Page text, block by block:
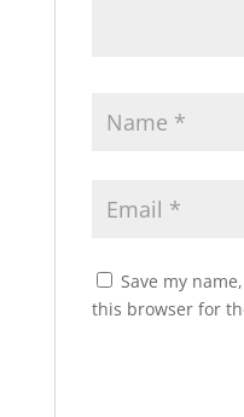
Save my
this browser for